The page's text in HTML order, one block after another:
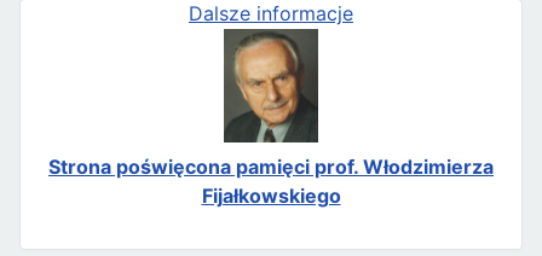
Strona poświęcona pamięci prof. Włodzimierza
Fijałkowskiego
Dalsze informacje